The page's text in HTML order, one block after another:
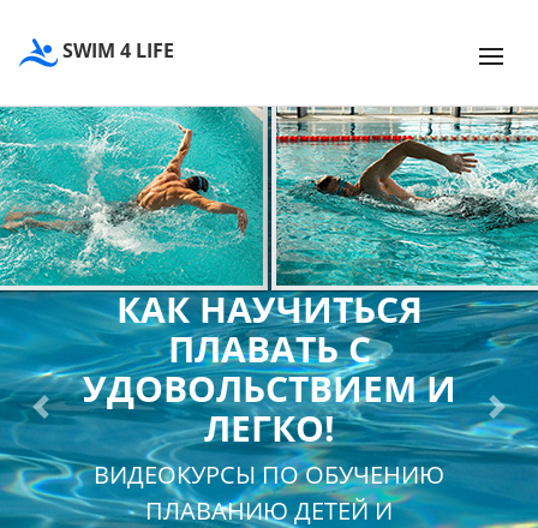
SWIM 4 LIFE
КАК НАУЧИТЬСЯ
ПЛАВАТЬ С
УДОВОЛЬСТВИЕМ И
ЛЕГКО!
ВИДЕОКУРСЫ ПО ОБУЧЕНИЮ
ПЛАВАНИЮ ДЕТЕЙ И
Previous Next